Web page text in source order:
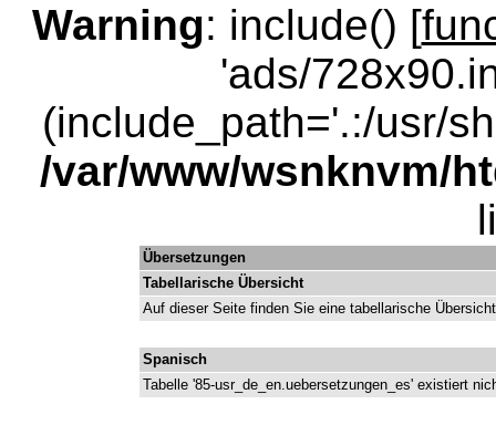
Warning: include() [
'ads/
(include_path='.:/usr/
/var/www/wsnknvm/
Übersetzungen
Tabellarische Übersicht
Auf dieser Seite finden Sie eine tabellarische
Spanisch
Tabelle '85-usr_de_en.uebersetzungen_es' existiert